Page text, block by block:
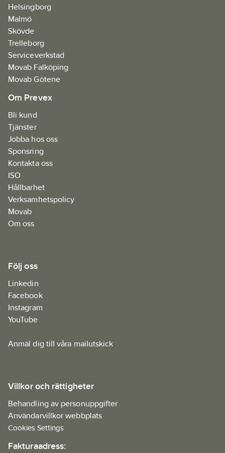
Helsingborg
Malmö
Skövde
Trelleborg
Serviceverkstad
Movab Falköping
Movab Götene
Om Prevex
Bli kund
Tjänster
Jobba hos oss
Sponsring
Kontakta oss
ISO
Hållbarhet
Verksamhetspolicy
Movab
Om oss
Följ oss
Linkedin
Facebook
Instagram
YouTube
Anmäl dig till våra mailutskick
Villkor och rättigheter
Behandling av personuppgifter
Användarvillkor webbplats
Cookies Settings
Fakturaadress: